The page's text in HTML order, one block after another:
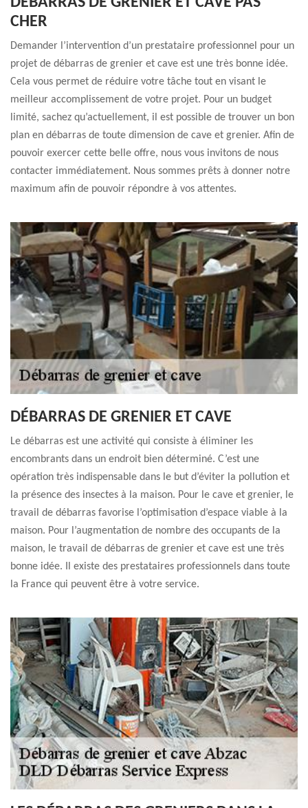
CHER
Demander l’intervention d’un prestataire professionnel pour un
projet de débarras de grenier et cave est une très bonne idée.
Cela vous permet de réduire votre tâche tout en visant le
meilleur accomplissement de votre projet. Pour un budget
limité, sachez qu’actuellement, il est possible de trouver un bon
plan en débarras de toute dimension de cave et grenier. Afin de
pouvoir exercer cette belle offre, nous vous invitons de nous
contacter immédiatement. Nous sommes prêts à donner notre
maximum afin de pouvoir répondre à vos attentes.
DÉBARRAS DE GRENIER ET CAVE
Le débarras est une activité qui consiste à éliminer les
encombrants dans un endroit bien déterminé. C’est une
opération très indispensable dans le but d’éviter la pollution et
la présence des insectes à la maison. Pour le cave et grenier, le
travail de débarras favorise l’optimisation d’espace viable à la
maison. Pour l’augmentation de nombre des occupants de la
maison, le travail de débarras de grenier et cave est une très
bonne idée. Il existe des prestataires professionnels dans toute
la France qui peuvent être à votre service.